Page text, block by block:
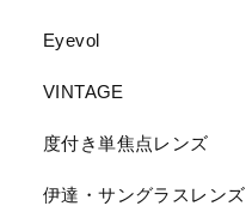
Eyevol
VINTAGE
度付き単焦点レンズ
伊達・サングラスレンズ